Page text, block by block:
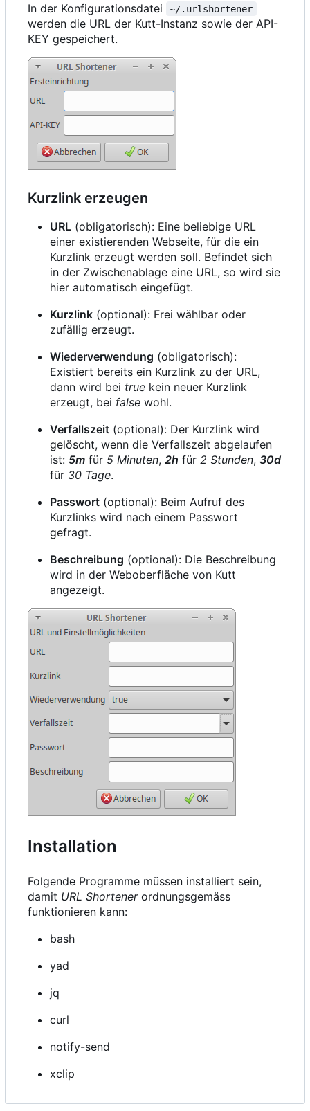
In der Konfigurationsdatei ~/.urlshortener
werden die URL der Kutt-Instanz sowie der API-
KEY gespeichert.
Kurzlink erzeugen
URL (obligatorisch): Eine beliebige URL
einer existierenden Webseite, für die ein
Kurzlink erzeugt werden soll. Befindet sich
in der Zwischenablage eine URL, so wird sie
hier automatisch eingefügt.
Kurzlink (optional): Frei wählbar oder
zufällig erzeugt.
Wiederverwendung (obligatorisch):
Existiert bereits ein Kurzlink zu der URL,
dann wird bei true kein neuer Kurzlink
erzeugt, bei false wohl.
Verfallszeit (optional): Der Kurzlink wird
gelöscht, wenn die Verfallszeit abgelaufen
ist: 5m für 5 Minuten, 2h für 2 Stunden, 30d
für 30 Tage.
Passwort (optional): Beim Aufruf des
Kurzlinks wird nach einem Passwort
gefragt.
Beschreibung (optional): Die Beschreibung
wird in der Weboberfläche von Kutt
angezeigt.
Installation
Folgende Programme müssen installiert sein,
damit URL Shortenerordnungsgemäss
funktionieren kann:
bash
yad
jq
curl
notify-send
xclip